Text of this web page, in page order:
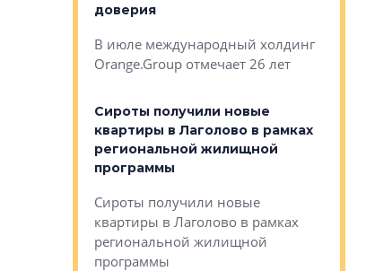
«Нам песня
районе
еще один
доверия
В июле международный холдинг
Orange.Group отмечает 26 лет
Сироты получили новые
квартиры в Лаголово в рамках
региональной жилищной
программы
Сироты получили новые
квартиры в Лаголово в рамках
региональной жилищной
программы